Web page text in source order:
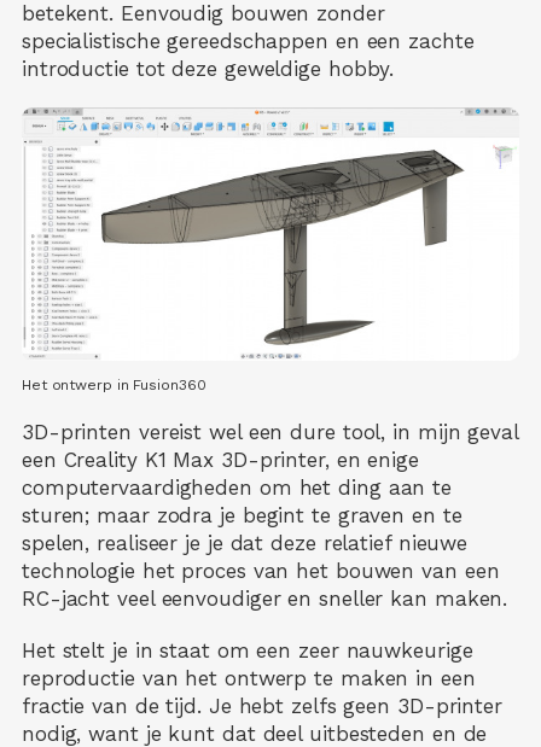
betekent. Eenvoudig bouwen zonder
specialistische gereedschappen en een zachte
introductie tot deze geweldige hobby.
Het ontwerp in Fusion360
3D-printen vereist wel een dure tool, in mijn geval
een Creality K1 Max 3D-printer, en enige
computervaardigheden om het ding aan te
sturen; maar zodra je begint te graven en te
spelen, realiseer je je dat deze relatief nieuwe
technologie het proces van het bouwen van een
RC-jacht veel eenvoudiger en sneller kan maken.
Het stelt je in staat om een zeer nauwkeurige
reproductie van het ontwerp te maken in een
fractie van de tijd. Je hebt zelfs geen 3D-printer
nodig, want je kunt dat deel uitbesteden en de